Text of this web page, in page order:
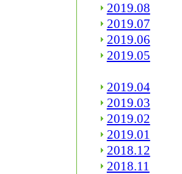
2019.08
2019.07
2019.06
2019.05
2019.04
2019.03
2019.02
2019.01
2018.12
2018.11